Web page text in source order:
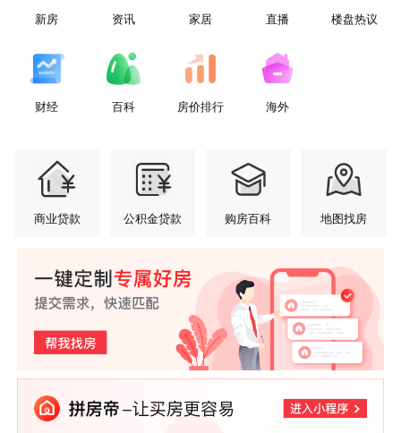
新房 资讯 家居 直播 楼盘热议
财经 百科 房价排行 海外
商业贷款 公积金贷款 购房百科 地图找房